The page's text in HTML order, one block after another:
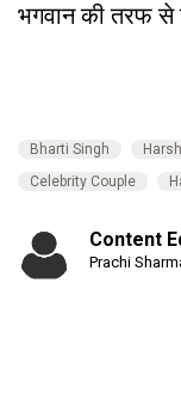
भगवान की तरफ से
Bharti Singh
Celebrity Couple
Content
Prachi